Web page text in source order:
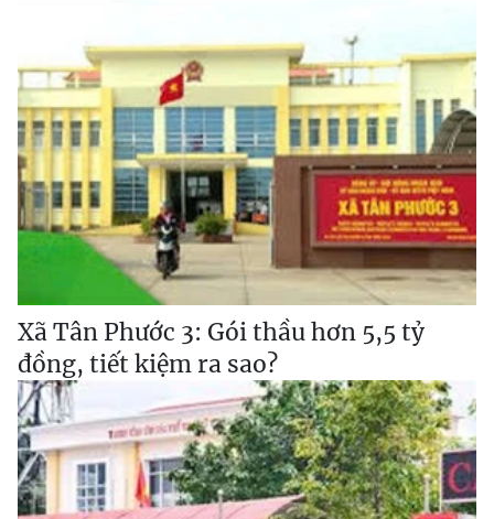
Xã Tân Phước 3: Gói thầu hơn 5,5 tỷ
đồng, tiết kiệm ra sao?